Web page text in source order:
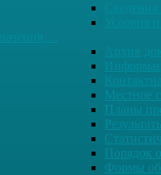
Архив
Местное
Планы
Порядок
Формы